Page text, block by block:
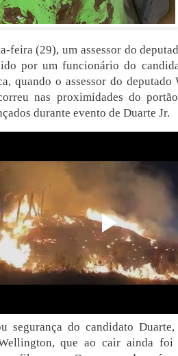
feira (29), um assessor do
por um funcionário do
quando o assessor do
nas proximidades do
durante evento de Duarte Jr.
segurança do candidato
que ao cair ainda